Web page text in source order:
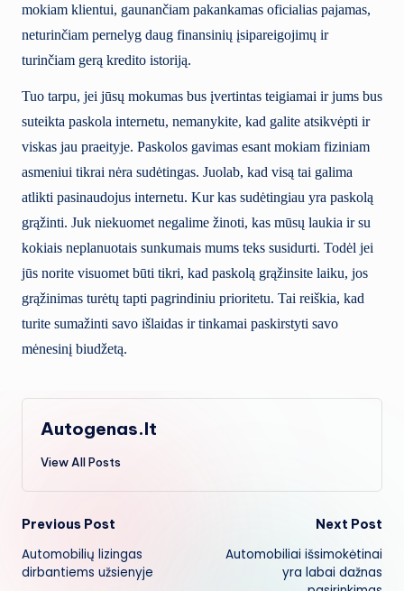
mokiam klientui, gaunančiam pakankamas oficialias pajamas,
neturinčiam pernelyg daug finansinių įsipareigojimų ir
turinčiam gerą kredito istoriją.
Tuo tarpu, jei jūsų mokumas bus įvertintas teigiamai ir jums bus
suteikta paskola internetu, nemanykite, kad galite atsikvėpti ir
viskas jau praeityje. Paskolos gavimas esant mokiam fiziniam
asmeniui tikrai nėra sudėtingas. Juolab, kad visą tai galima
atlikti pasinaudojus internetu. Kur kas sudėtingiau yra paskolą
grąžinti. Juk niekuomet negalime žinoti, kas mūsų laukia ir su
kokiais neplanuotais sunkumais mums teks susidurti. Todėl jei
jūs norite visuomet būti tikri, kad paskolą grąžinsite laiku, jos
grąžinimas turėtų tapti pagrindiniu prioritetu. Tai reiškia, kad
turite sumažinti savo išlaidas ir tinkamai paskirstyti savo
mėnesinį biudžetą.
Autogenas.lt
View All Posts
Post
navigation
Previous Post
Automobilių lizingas
dirbantiems užsienyje
Next Post
Automobiliai išsimokėtinai
yra labai dažnas